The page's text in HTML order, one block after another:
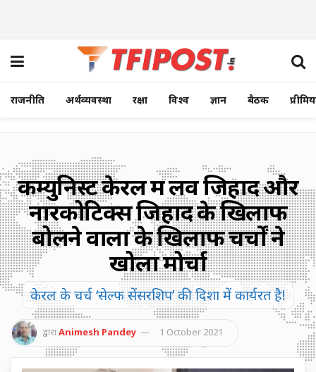
राजनीति अर्थव्यवस्था रक्षा विश्व ज्ञान बैठक
कम्युनिस्ट केरल में लव जिहाद और
नारकोटिक्स जिहाद के खिलाफ
बोलने वालों के खिलाफ चर्चों ने
खोला मोर्चा
केरल के चर्च ‘सेल्फ सेंसरशिप’ की दिशा में कार्यरत है!
द्वाराAnimesh Pandey 1 October 2021